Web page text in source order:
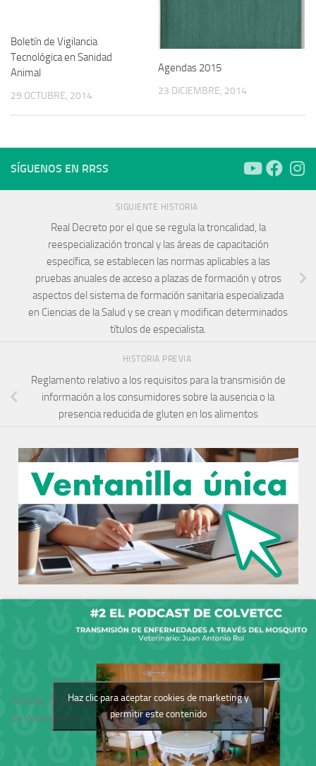
Boletín de Vigilancia
Tecnológica en Sanidad
Animal
29 OCTUBRE, 2014
Agendas 2015
23 DICIEMBRE, 2014
SÍGUENOS EN RRSS
SIGUIENTE HISTORIA
Real Decreto por el que se regula la troncalidad, la
reespecialización troncal y las áreas de capacitación
específica, se establecen las normas aplicables a las
pruebas anuales de acceso a plazas de formación y otros
aspectos del sistema de formación sanitaria especializada
en Ciencias de la Salud y se crean y modifican determinados
títulos de especialista.
HISTORIA PREVIA
Reglamento relativo a los requisitos para la transmisión de
información a los consumidores sobre la ausencia o la
presencia reducida de gluten en los alimentos
Podcast del Colegio
de Veterinarios
Haz clic para aceptar cookies de marketing y
permitir este contenido